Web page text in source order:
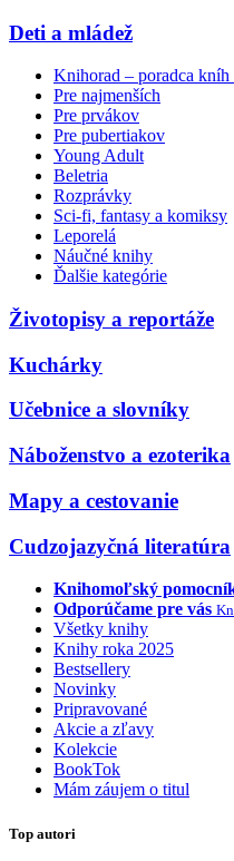
Deti a mládež
Knihorad – poradca kníh
Pre najmenších
Pre prvákov
Pre pubertiakov
Young Adult
Beletria
Rozprávky
Sci-fi, fantasy a komiksy
Leporelá
Náučné knihy
Ďalšie kategórie
Životopisy a reportáže
Kuchárky
Učebnice a slovníky
Náboženstvo a ezoterika
Mapy a cestovanie
Cudzojazyčná literatúra
Knihomoľský
Odporúčame pre vás
Všetky knihy
Knihy roka 2025
Bestsellery
Novinky
Pripravované
Akcie a zľavy
Kolekcie
BookTok
Mám záujem o titul
Top autori